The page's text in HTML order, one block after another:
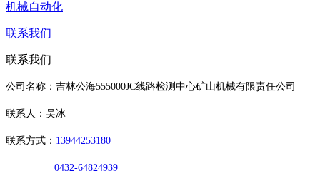
机械自动化
联系我们
联系我们
公司名称：吉林公海555000JC线路检测中心矿山机械有限责任公司
联系人：吴冰
联系方式： 13944253180
0432-64824939